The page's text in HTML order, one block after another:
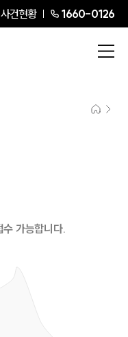
건현황 1660-0126
가능합니다.